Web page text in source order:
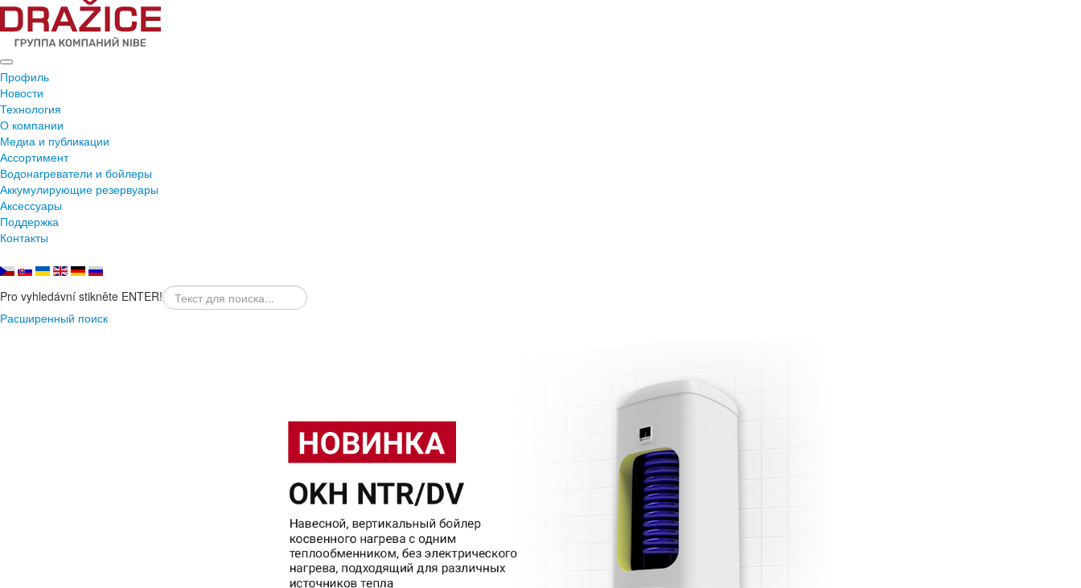
Профиль
Новости
Технология
О компании
Медиа и публикации
Ассортимент
Водонагреватели и бойлеры
Аккумулирующие резервуары
Аксессуары
Поддержка
Контакты
Pro vyhledávní stikněte ENTER!
Расширенный поиск